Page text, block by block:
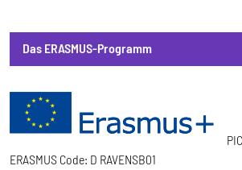
Das ERASMUS-Programm
Das ERASMUS-Programm
ERASMUS Code: D RAVENSB01